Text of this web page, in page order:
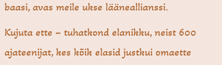
baasi, avas meile ukse lääneallianssi.
Kujuta ette – tuhatkond elanikku, neist 600
ajateenijat, kes kõik elasid justkui omaette